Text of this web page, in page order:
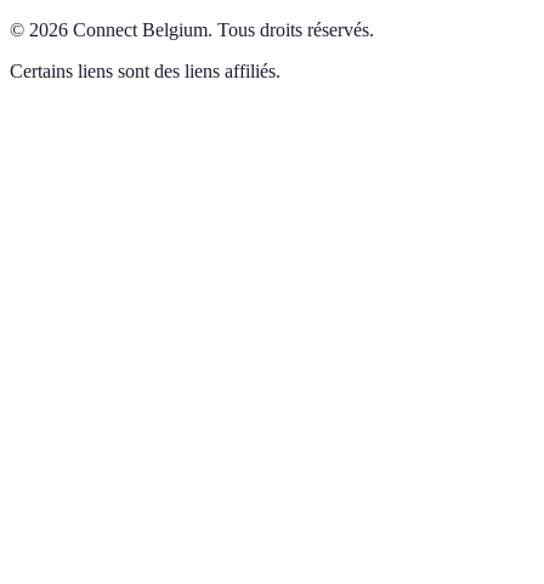
© 2026 Connect Belgium. Tous droits réservés.
Certains liens sont des liens affiliés.